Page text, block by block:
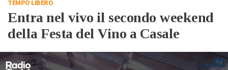
TEMPO LIBERO
Entra nel vivo il secondo weekend
della Festa del Vino a Casale